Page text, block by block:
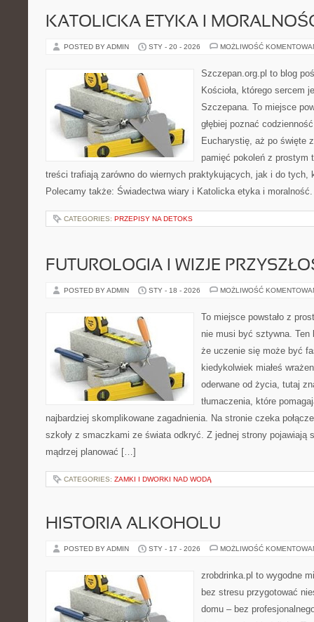
KATOLICKA ETYKA I
POSTED BY ADMIN STY - 20 - 2026 MOŻLIWOŚĆ
Szczepan.org.pl to blog
Kościoła, którego sercem
Szczepana. To miejsce
głębiej poznać
Eucharystię, aż po święte
pamięć pokoleń z prostym
treści trafiają zarówno do wiernych praktykujących, jak i do tych,
Polecamy także: Świadectwa wiary i Katolicka etyka i
CATEGORIES: PRZEPISY NA DETOKS
FUTUROLOGIA I WIZJE
POSTED BY ADMIN STY - 18 - 2026 MOŻLIWOŚĆ
To miejsce powstało z
nie musi być sztywna.
że uczenie się może być
kiedykolwiek miałeś
oderwane od życia, tutaj
tłumaczenia, które
najbardziej skomplikowane zagadnienia. Na stronie czeka
szkoły z smaczkami ze świata odkryć. Z jednej strony pojawiają
mądrzej planować […]
CATEGORIES: ZAMKI I DWORKI NAD WODĄ
HISTORIA ALKOHOLU
POSTED BY ADMIN STY - 17 - 2026 MOŻLIWOŚĆ
zrobdrinka.pl to wygodne
bez stresu przygotować
domu – bez